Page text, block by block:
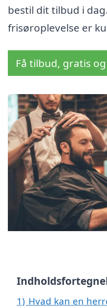
bestil dit tilbud i
frisøroplevelse er
Få tilbud, gratis
1) Hvad kan en